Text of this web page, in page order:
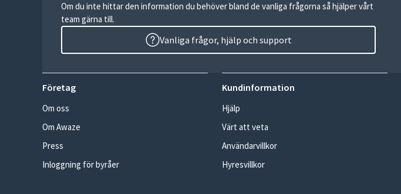
Om du inte hittar den information du behöver bland de vanliga frågorna så hjälper vårt
team gärna till.
Vanliga frågor, hjälp och support
Företag
Om oss
Om Awaze
Press
Inloggning för byråer
Kundinformation
Hjälp
Värt att veta
Användarvillkor
Hyresvillkor